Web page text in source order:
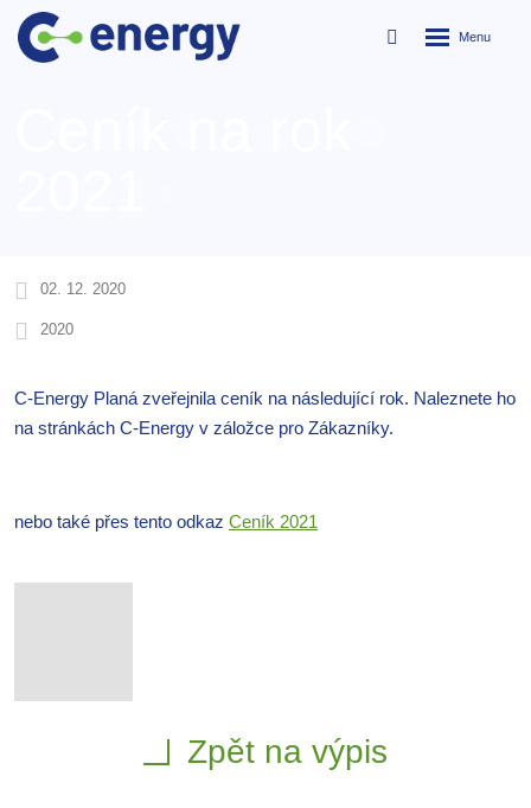
Vyhledávání
Rozbalení
02. 12. 2020
2020
C-Energy Planá zveřejnila ceník na následující rok. Naleznete ho
na stránkách C-Energy v záložce pro Zákazníky.
nebo také přes tento odkaz Ceník 2021
Zpět na výpis